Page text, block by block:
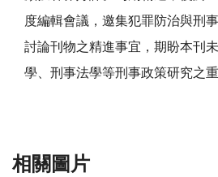
度編輯會議，邀集犯罪防治與刑
討論刊物之精進事宜，期盼本刊
學、刑事法學等刑事政策研究之重
相關圖片